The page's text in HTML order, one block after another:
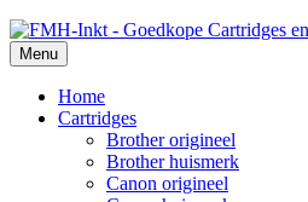
Menu
Home
Cartridges
Brother origineel
Brother huismerk
Canon origineel